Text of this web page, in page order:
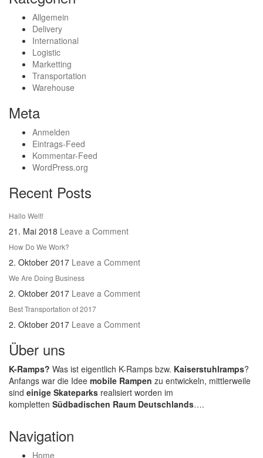
Allgemein
Delivery
International
Logistic
Marketting
Transportation
Warehouse
Meta
Anmelden
Eintrags-Feed
Kommentar-Feed
WordPress.org
Recent Posts
Hallo Welt!
21. Mai 2018 Leave a Comment
How Do We Work?
2. Oktober 2017 Leave a Comment
We Are Doing Business
2. Oktober 2017 Leave a Comment
Best Transportation of 2017
2. Oktober 2017 Leave a Comment
Über uns
K-Ramps? Was ist eigentlich K-Ramps bzw. Kaiserstuhlramps?
Anfangs war die Idee mobile Rampen zu entwickeln, mittlerweile
sind einige Skateparks realisiert worden im
kompletten Südbadischen Raum Deutschlands….
Navigation
Home